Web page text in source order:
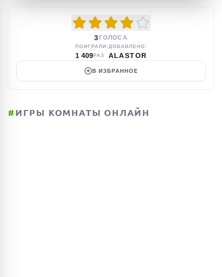
3 ГОЛОСА
ПОИГРАЛИ:
1 409РАЗ
ДОБАВЛЕНО:
ALASTOR
В ИЗБРАННОЕ
#ИГРЫ КОМНАТЫ ОНЛАЙН